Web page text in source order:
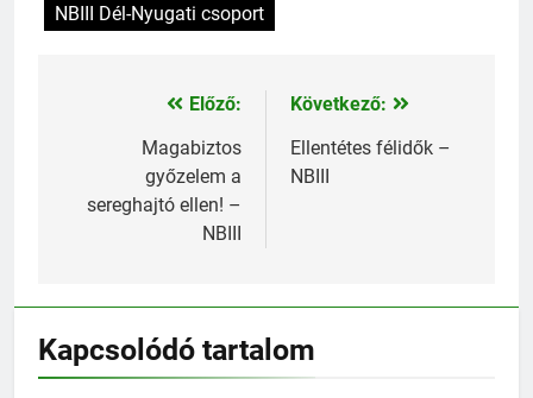
NBIII Dél-Nyugati csoport
Bejegyzés
navigáció
Előző:
Magabiztos
győzelem a
sereghajtó ellen! –
NBIII
Következő:
Ellentétes félidők –
NBIII
Kapcsolódó tartalom